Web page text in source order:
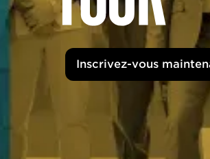
Inscrivez-vous